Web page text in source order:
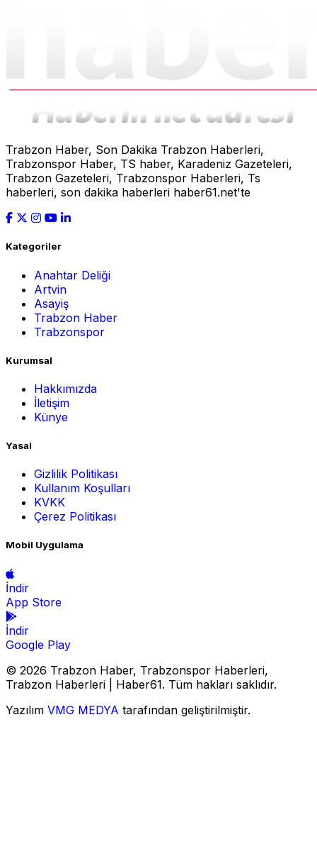
Trabzon Haber, Son Dakika Trabzon Haberleri,
Trabzonspor Haber, TS haber, Karadeniz Gazeteleri,
Trabzon Gazeteleri, Trabzonspor Haberleri, Ts
haberleri, son dakika haberleri haber61.net'te
Kategoriler
Anahtar Deliği
Artvin
Asayiş
Trabzon Haber
Trabzonspor
Kurumsal
Hakkımızda
İletişim
Künye
Yasal
Gizlilik Politikası
Kullanım Koşulları
KVKK
Çerez Politikası
Mobil Uygulama
İndir
App Store
İndir
Google Play
© 2026 Trabzon Haber, Trabzonspor Haberleri,
Trabzon Haberleri | Haber61. Tüm hakları saklıdır.
Yazılım VMG MEDYA tarafından geliştirilmiştir.